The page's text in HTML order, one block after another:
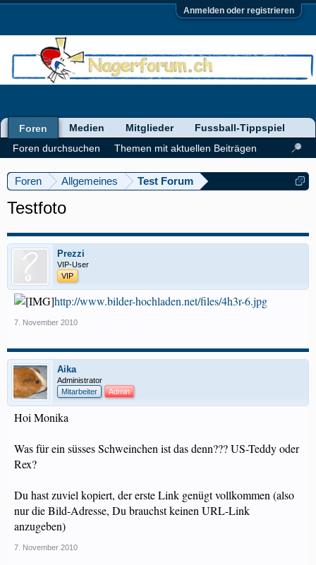
Anmelden oder registrieren
Foren Allgemeines Test Forum
Testfoto
Prezzi
VIP-User
VIP
http://www.bilder-hochladen.net/files/4h3r-6.jpg
7. November 2010
Aika
Administrator
Mitarbeiter
Admin
Hoi Monika
Was für ein süsses Schweinchen ist das denn??? US-Teddy oder
Rex?
Du hast zuviel kopiert, der erste Link genügt vollkommen (also
nur die Bild-Adresse, Du brauchst keinen URL-Link
anzugeben)
7. November 2010
Foren
Foren durchsuchen
Themen mit aktuellen Beiträgen
Medien Mitglieder Fussball-Tippspiel